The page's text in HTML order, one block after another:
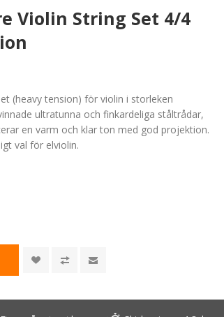
Violin String Set 4/4
(heavy tension) för violin i storleken
ultratunna och finkardeliga ståltrådar,
en varm och klar ton med god projektion.
val för elviolin.